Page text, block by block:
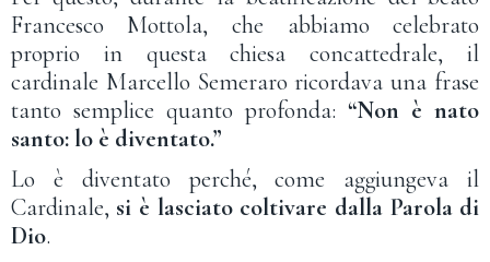
Francesco Mottola, che abbiamo celebrato
proprio in questa chiesa concattedrale, il
cardinale Marcello Semeraro ricordava una frase
tanto semplice quanto profonda:“Non è nato
santo: lo è diventato.”
Lo è diventato perché, come aggiungeva il
Cardinale, si è lasciato coltivare dalla Parola di
Dio.